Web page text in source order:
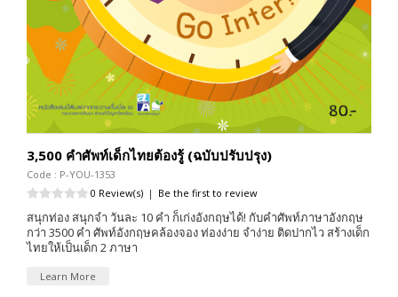
3,500 คำศัพท์เด็กไทยต้องรู้ (ฉบับปรับปรุง)
Code : P-YOU-1353
0 Review(s) | Be the first to review
สนุกท่อง สนุกจำ วันละ 10 คำ ก็เก่งอังกฤษได้! กับคำศัพท์ภาษาอังกฤษ
กว่า 3500 คำ ศัพท์อังกฤษคล้องจอง ท่องง่าย จำง่าย ติดปากไว สร้างเด็ก
ไทยให้เป็นเด็ก 2 ภาษา
Learn More